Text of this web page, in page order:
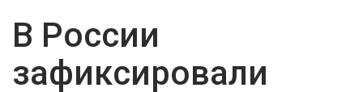
В России
зафиксировали